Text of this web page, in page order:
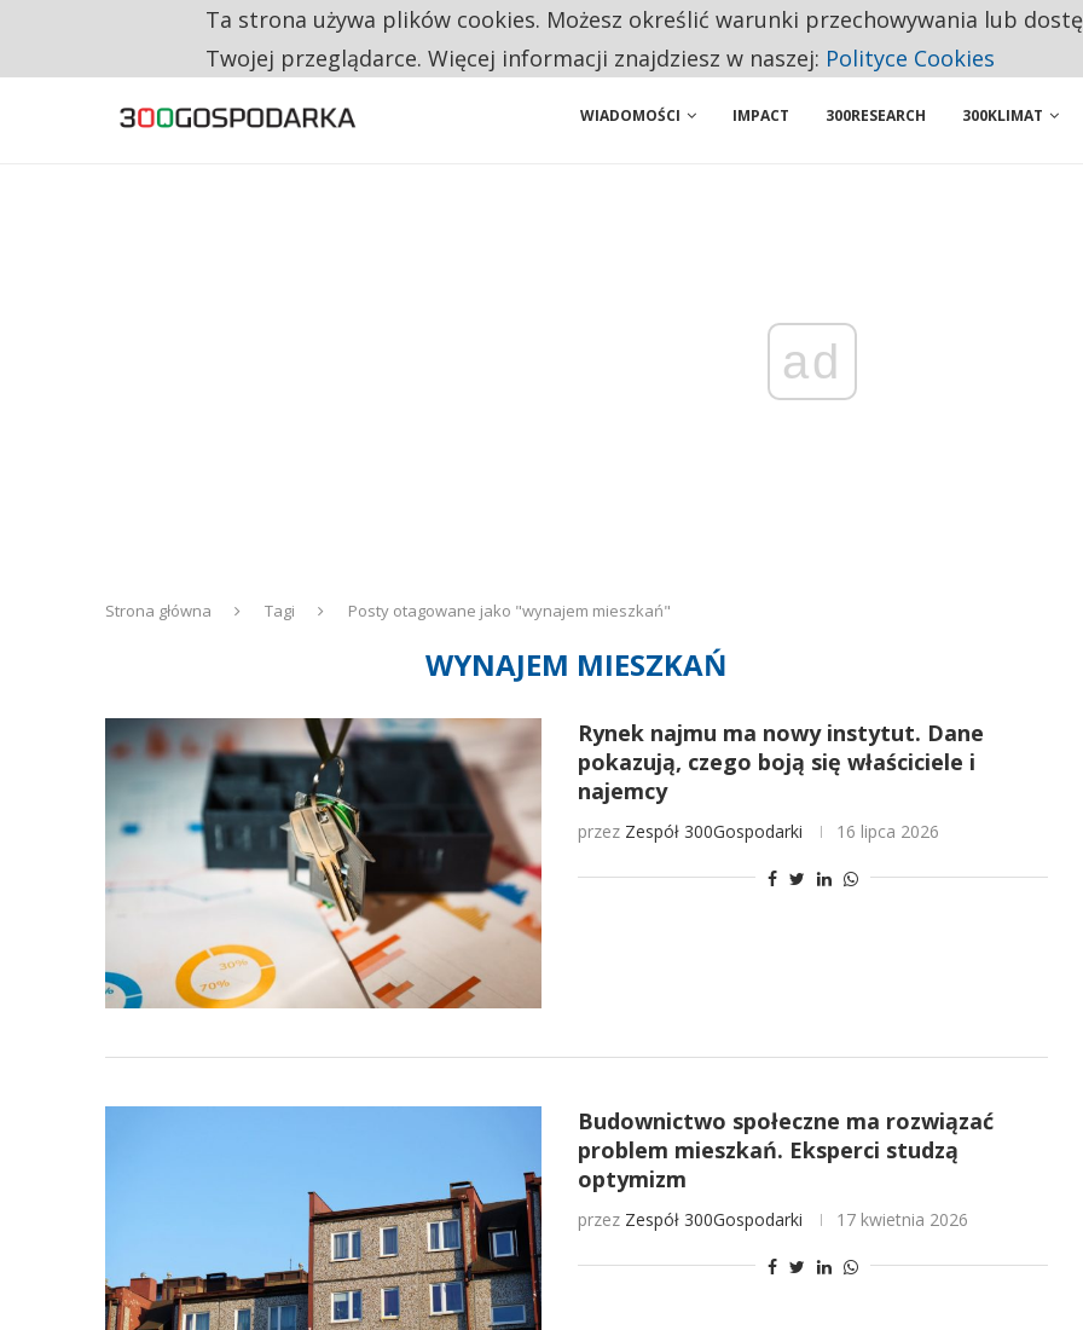
TRZECH NA CZTERECH PONOWNIE ZAŁOŻYŁOBY WŁASNĄ FIRMĘ. INNYM JUŻ TAK ŁATWO JEJ NIE POLECAJĄ
RESTRYKCJE CHIN UDERZAJĄ W EUROPEJSKI PRZEMYSŁ. NA LIŚCIE SĄ DWA PODMIOTY Z POLSKI
WIADOMOŚCI IMPACT 300RESEARCH 300KLIMAT
ad
Strona główna Tagi Posty otagowane jako "wynajem mieszkań"
WYNAJEM MIESZKAŃ
Rynek najmu ma nowy instytut. Dane
pokazują, czego boją się właściciele i
najemcy
przez Zespół 300Gospodarki 16 lipca 2026
Budownictwo społeczne ma rozwiązać
problem mieszkań. Eksperci studzą
optymizm
przez Zespół 300Gospodarki 17 kwietnia 2026
Ta strona używa plików cookies. Możesz określić warunki przechowywania lub
Twojej przeglądarce. Więcej informacji znajdziesz w naszej: Polityce Cookies